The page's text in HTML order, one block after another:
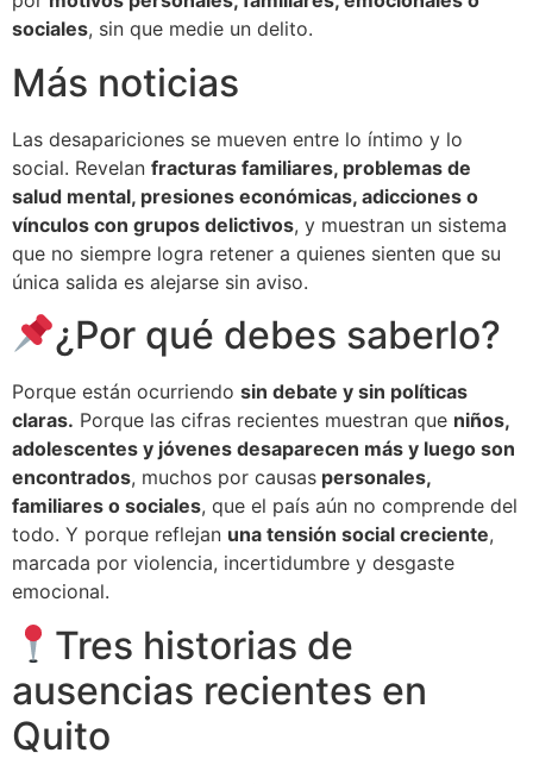
sociales, sin que medie un delito.
Más noticias
Las desapariciones se mueven entre lo íntimo y lo
social. Revelan fracturas familiares, problemas de
salud mental, presiones económicas, adicciones o
vínculos con grupos delictivos, y muestran un sistema
que no siempre logra retener a quienes sienten que su
única salida es alejarse sin aviso.
¿Por qué debes saberlo?
Porque están ocurriendo sin debate y sin políticas
claras. Porque las cifras recientes muestran que niños,
adolescentes y jóvenes desaparecen más y luego son
encontrados, muchos por causas personales,
familiares o sociales, que el país aún no comprende del
todo. Y porque reflejan una tensión social creciente,
marcada por violencia, incertidumbre y desgaste
emocional.
Tres historias de
ausencias recientes en
Quito